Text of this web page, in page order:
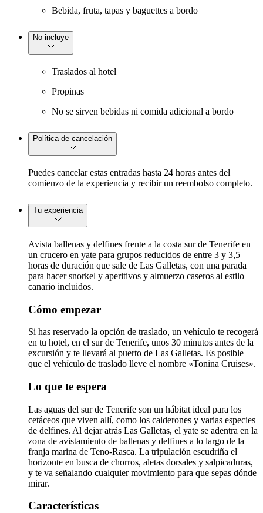
Bebida, fruta, tapas y baguettes a bordo
No incluye
Traslados al hotel
Propinas
No se sirven bebidas ni comida adicional a bordo
Política de cancelación
Puedes cancelar estas entradas hasta 24 horas antes del
comienzo de la experiencia y recibir un reembolso completo.
Tu experiencia
Avista ballenas y delfines frente a la costa sur de Tenerife en
un crucero en yate para grupos reducidos de entre 3 y 3,5
horas de duración que sale de Las Galletas, con una parada
para hacer snorkel y aperitivos y almuerzo caseros al estilo
canario incluidos.
Cómo empezar
Si has reservado la opción de traslado, un vehículo te recogerá
en tu hotel, en el sur de Tenerife, unos 30 minutos antes de la
excursión y te llevará al puerto de Las Galletas. Es posible
que el vehículo de traslado lleve el nombre «Tonina Cruises».
Lo que te espera
Las aguas del sur de Tenerife son un hábitat ideal para los
cetáceos que viven allí, como los calderones y varias especies
de delfines. Al dejar atrás Las Galletas, el yate se adentra en la
zona de avistamiento de ballenas y delfines a lo largo de la
franja marina de Teno-Rasca. La tripulación escudriña el
horizonte en busca de chorros, aletas dorsales y salpicaduras,
y te va señalando cualquier movimiento para que sepas dónde
mirar.
Características